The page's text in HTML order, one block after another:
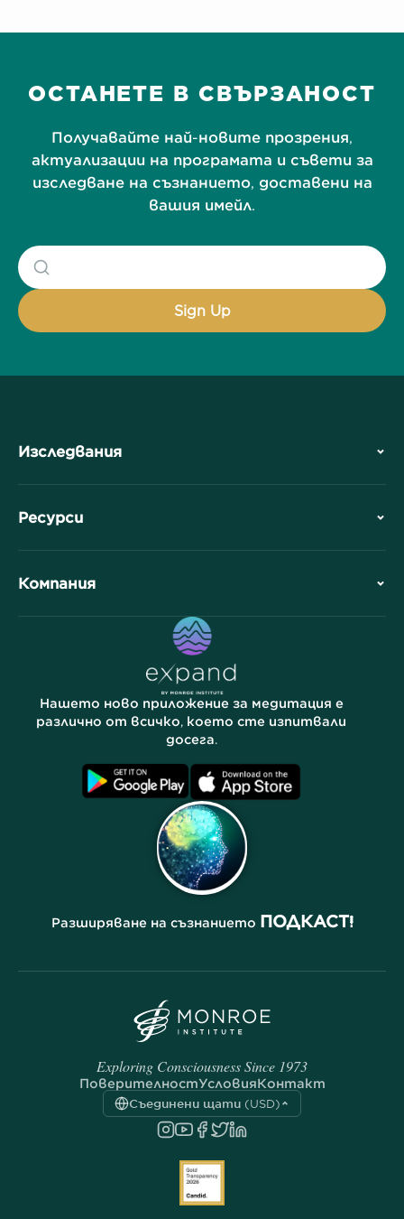
ОСТАНЕТЕ В СВЪРЗАНОСТ
Получавайте най-новите прозрения,
актуализации на програмата и съвети за
изследване на съзнанието, доставени на
вашия имейл.
Изследвания
Обзор
Професионално подразделение
Статии
Ресурси
Партньорска програма
Компания
Локации
Често задавани въпроси
Нашето ново приложение за медитация е
различно от всичко, което сте изпитвали
досега.
Разширяване на съзнанието ПОДКАСТ!
Exploring Consciousness Since 1973
ПоверителностУсловияКонтакт
Съединени щати (USD)